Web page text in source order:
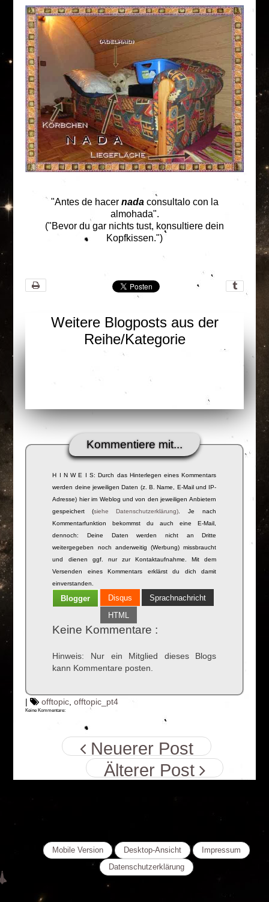
"Antes de hacer nadaconsultalo con la
almohada".
("Bevor du gar nichts tust, konsultiere dein
Kopfkissen.")
Weitere Blogposts aus der
Reihe/Kategorie
Kommentiere mit...
H I N W E I S: Durch das Hinterlegen eines Kommentars
werden deine jeweiligen Daten (z. B. Name, E-Mail und IP-
Adresse) hier im Weblog und von den jeweiligen Anbietern
gespeichert (siehe Datenschutzerklärung) . Je nach
Kommentarfunktion bekommst du auch eine E-Mail,
dennoch: Deine Daten werden nicht an Dritte
weitergegeben noch anderweitig (Werbung) missbraucht
und dienen ggf. nur zur Kontaktaufnahme. Mit dem
Versenden eines Kommentars erklärst du dich damit
einverstanden.
Blogger Disqus
Sprachnachricht
HTML
Keine Kommentare :
Hinweis: Nur ein Mitglied dieses Blogs
kann Kommentare posten.
| offtopic ,offtopic_pt4
Keine Kommentare:
Neuerer Post
Älterer Post
Mobile Version Desktop-Ansicht
Impressum
Datenschutzerklärung